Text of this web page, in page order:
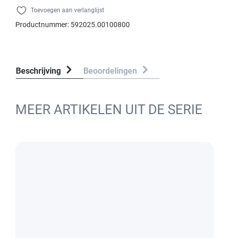
Toevoegen aan verlanglijst
Productnummer: 592025.00100800
Beschrijving Beoordelingen
MEER ARTIKELEN UIT DE SERIE